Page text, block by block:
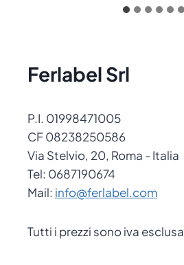
Ferlabel Srl
P.I. 01998471005
CF 08238250586
Via Stelvio, 20, Roma - Italia
Tel: 0687190674
Mail: info@ferlabel.com
Tutti i prezzi sono iva esclusa